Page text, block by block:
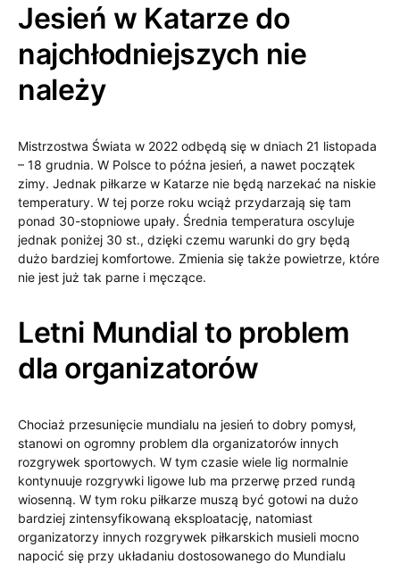
Jesień w Katarze do
najchłodniejszych nie
należy
Mistrzostwa Świata w 2022 odbędą się w dniach 21 listopada
– 18 grudnia. W Polsce to późna jesień, a nawet początek
zimy. Jednak piłkarze w Katarze nie będą narzekać na niskie
temperatury. W tej porze roku wciąż przydarzają się tam
ponad 30-stopniowe upały. Średnia temperatura oscyluje
jednak poniżej 30 st., dzięki czemu warunki do gry będą
dużo bardziej komfortowe. Zmienia się także powietrze, które
nie jest już tak parne i męczące.
Letni Mundial to problem
dla organizatorów
Chociaż przesunięcie mundialu na jesień to dobry pomysł,
stanowi on ogromny problem dla organizatorów innych
rozgrywek sportowych. W tym czasie wiele lig normalnie
kontynuuje rozgrywki ligowe lub ma przerwę przed rundą
wiosenną. W tym roku piłkarze muszą być gotowi na dużo
bardziej zintensyfikowaną eksploatację, natomiast
organizatorzy innych rozgrywek piłkarskich musieli mocno
napocić się przy układaniu dostosowanego do Mundialu